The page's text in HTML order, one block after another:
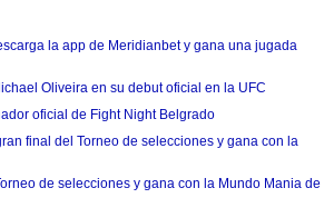
la app de Meridianbet y gana una jugada
Oliveira en su debut oficial en la UFC
oficial de Fight Night Belgrado
final del Torneo de selecciones y gana con la
de selecciones y gana con la Mundo Mania de